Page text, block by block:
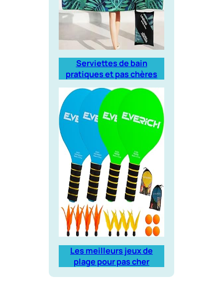
Serviettes de bain
pratiques et pas chères
Les meilleurs jeux de
plage pour pas cher